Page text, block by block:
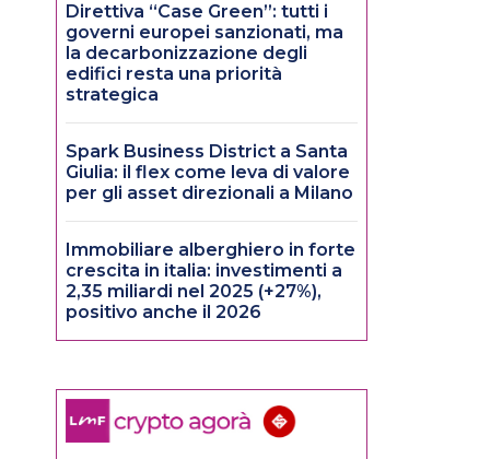
Direttiva “Case Green”: tutti i
governi europei sanzionati, ma
la decarbonizzazione degli
edifici resta una priorità
strategica
Spark Business District a Santa
Giulia: il flex come leva di valore
per gli asset direzionali a Milano
Immobiliare alberghiero in forte
crescita in italia: investimenti a
2,35 miliardi nel 2025 (+27%),
positivo anche il 2026